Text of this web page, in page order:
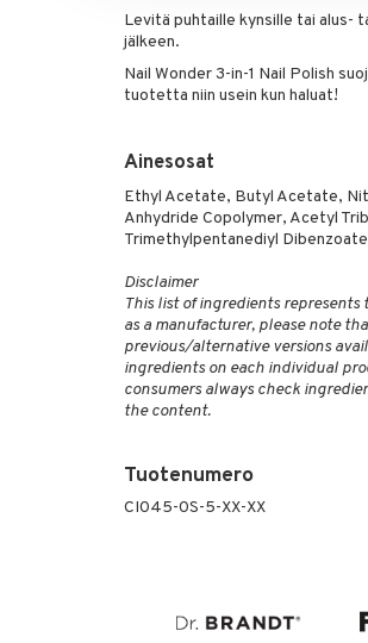
Levitä puhtaille kynsille tai alus-
jälkeen.
Nail Wonder 3-in-1 Nail Polish
tuotetta niin usein kun haluat!
Ainesosat
Ethyl Acetate, Butyl Acetate,
Anhydride Copolymer, Acetyl
Trimethylpentanediyl
Disclaimer
This list of ingredients
as a manufacturer, please note
previous/alternative versions
ingredients on each individual
consumers always check
the content.
Tuotenumero
CI045-0S-5-XX-XX